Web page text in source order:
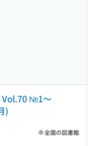
Vol.70 №1〜
)
全国の図書館